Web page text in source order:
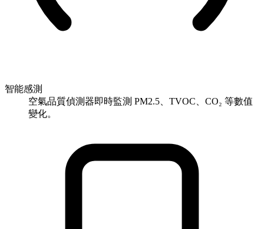
智能感測
空氣品質偵測器即時監測 PM2.5、TVOC、CO₂ 等數值
變化。